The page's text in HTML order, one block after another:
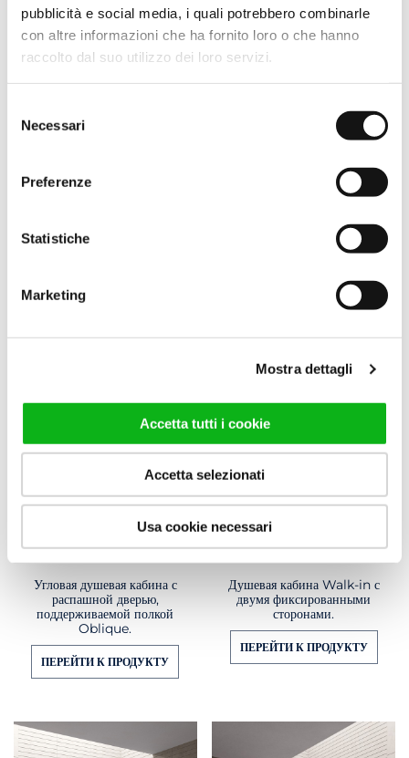
pubblicità e social media, i quali potrebbero combinarle
con altre informazioni che ha fornito loro o che hanno
raccolto dal suo utilizzo dei loro servizi.
delNecessari
Preferenze
Statistiche
Marketing
Mostra dettagli
Accetta tutti i cookie
Accetta selezionati
Usa cookie necessari
лейкой Popeye.
Душевая кабина Walk-in
ПЕРЕЙТИ К ПРОДУКТУ
WALL OB + AB
Угловая душевая кабина с
распашной дверью,
поддерживаемой полкой
Oblique.
ПЕРЕЙТИ К ПРОДУКТУ
WALL F + F
Душевая кабина Walk-in с
двумя фиксированными
сторонами.
ПЕРЕЙТИ К ПРОДУКТУ